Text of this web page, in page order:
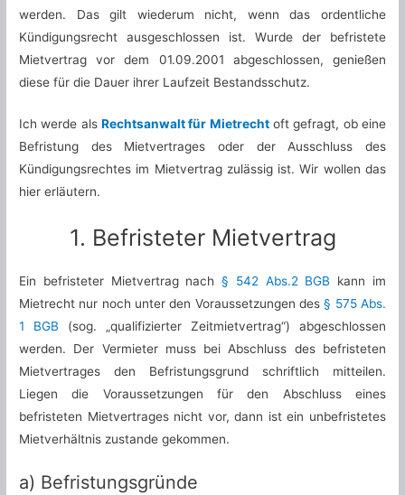
werden. Das gilt wiederum nicht, wenn das ordentliche
Kündigungsrecht ausgeschlossen ist. Wurde der befristete
Mietvertrag vor dem 01.09.2001 abgeschlossen, genießen
diese für die Dauer ihrer Laufzeit Bestandsschutz.
Ich werde alsRechtsanwalt für Mietrechtoft gefragt, ob eine
Befristung des Mietvertrages oder der Ausschluss des
Kündigungsrechtes im Mietvertrag zulässig ist. Wir wollen das
hier erläutern.
1. Befristeter Mietvertrag
Ein befristeter Mietvertrag nach§ 542 Abs.2 BGB kann im
Mietrecht nur noch unter den Voraussetzungen des§ 575 Abs.
1 BGB (sog. „qualifizierter Zeitmietvertrag“) abgeschlossen
werden. Der Vermieter muss bei Abschluss des befristeten
Mietvertrages den Befristungsgrund schriftlich mitteilen.
Liegen die Voraussetzungen für den Abschluss eines
befristeten Mietvertrages nicht vor, dann ist ein unbefristetes
Mietverhältnis zustande gekommen.
a) Befristungsgründe